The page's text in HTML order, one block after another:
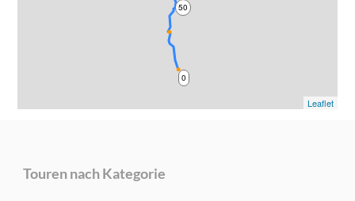
0
50
Leaflet
Touren nach Kategorie